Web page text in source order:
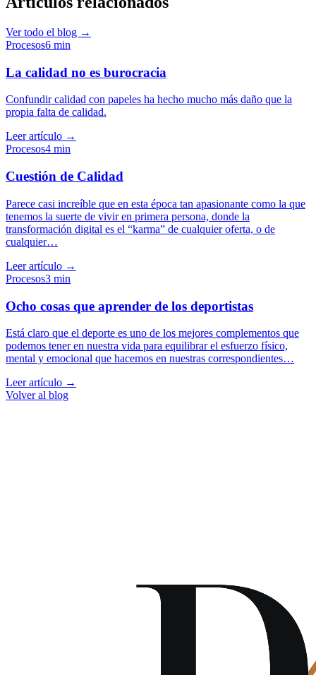
Ver todo el blog →
Procesos6 min
La calidad no es burocracia
Confundir calidad con papeles ha hecho mucho más daño que la
propia falta de calidad.
Leer artículo →
Procesos4 min
Cuestión de Calidad
Parece casi increíble que en esta época tan apasionante como la que
tenemos la suerte de vivir en primera persona, donde la
transformación digital es el “karma” de cualquier oferta, o de
cualquier…
Leer artículo →
Procesos3 min
Ocho cosas que aprender de los deportistas
Está claro que el deporte es uno de los mejores complementos que
podemos tener en nuestra vida para equilibrar el esfuerzo físico,
mental y emocional que hacemos en nuestras correspondientes…
Leer artículo →
Volver al blog